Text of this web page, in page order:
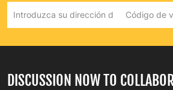
DISCUSSION NOW TO